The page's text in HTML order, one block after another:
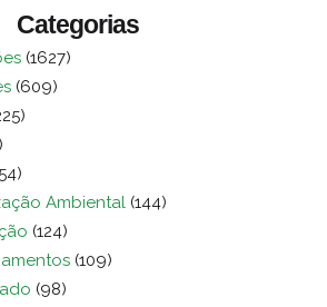
Categorias
(1627)
(609)
Ambiental (144)
(124)
(109)
(98)